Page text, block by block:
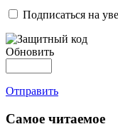
Подписаться на
Обновить
Отправить
Самое читаемое